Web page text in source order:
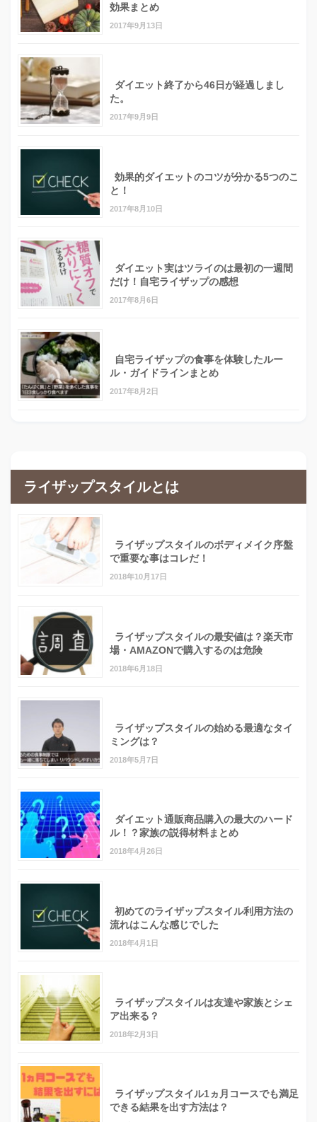
効果まとめ
2017年9月13日
ダイエット終了から46日が経過しまし
た。
2017年9月9日
効果的ダイエットのコツが分かる5つのこ
と！
2017年8月10日
ダイエット実はツライのは最初の一週間
だけ！自宅ライザップの感想
2017年8月6日
自宅ライザップの食事を体験したルー
ル・ガイドラインまとめ
2017年8月2日
ライザップスタイルとは
ライザップスタイルのボディメイク序盤
で重要な事はコレだ！
2018年10月17日
ライザップスタイルの最安値は？楽天市
場・AMAZONで購入するのは危険
2018年6月18日
ライザップスタイルの始める最適なタイ
ミングは？
2018年5月7日
ダイエット通販商品購入の最大のハード
ル！？家族の説得材料まとめ
2018年4月26日
初めてのライザップスタイル利用方法の
流れはこんな感じでした
2018年4月1日
ライザップスタイルは友達や家族とシェ
ア出来る？
2018年2月3日
ライザップスタイル1ヵ月コースでも満足
できる結果を出す方法は？